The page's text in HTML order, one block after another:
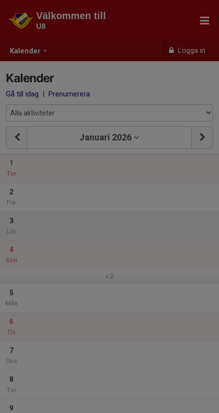
Kalender Logga in
Välkommen till
U8
Kalender
Gå till idag | Prenumerera
Januari 2026
1
Tor
2
Fre
3
Lör
4
Sön
v.2
5
Mån
6
Tis
7
Ons
8
Tor
9